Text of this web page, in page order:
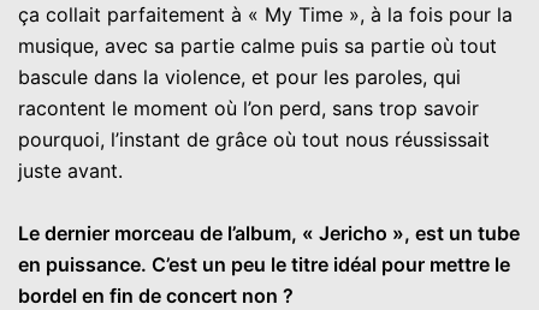
ça collait parfaitement à « My Time », à la fois pour la
musique, avec sa partie calme puis sa partie où tout
bascule dans la violence, et pour les paroles, qui
racontent le moment où l’on perd, sans trop savoir
pourquoi, l’instant de grâce où tout nous réussissait
juste avant.
Le dernier morceau de l’album, « Jericho », est un tube
en puissance. C’est un peu le titre idéal pour mettre le
bordel en fin de concert non ?